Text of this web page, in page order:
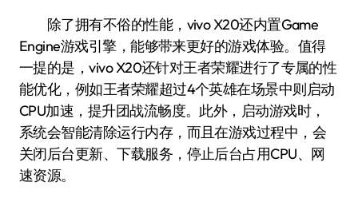
除了拥有不俗的性能，vivo X20还内置Game
Engine游戏引擎，能够带来更好的游戏体验。值得
一提的是，vivo X20还针对王者荣耀进行了专属的性
能优化，例如王者荣耀超过4个英雄在场景中则启动
CPU加速，提升团战流畅度。此外，启动游戏时，
系统会智能清除运行内存，而且在游戏过程中，会
关闭后台更新、下载服务，停止后台占用CPU、网
速资源。